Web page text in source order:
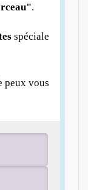
.
spéciale
peux vous